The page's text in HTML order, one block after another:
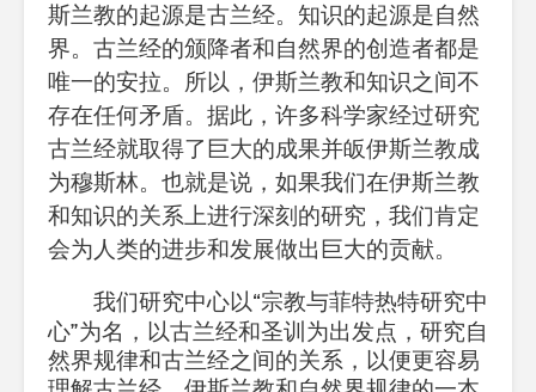
斯兰教的起源是古兰经。知识的起源是自然
界。古兰经的颁降者和自然界的创造者都是
唯一的安拉。所以，伊斯兰教和知识之间不
存在任何矛盾。据此，许多科学家经过研究
古兰经就取得了巨大的成果并皈伊斯兰教成
为穆斯林。也就是说，如果我们在伊斯兰教
和知识的关系上进行深刻的研究，我们肯定
会为人类的进步和发展做出巨大的贡献。
我们研究中心以“宗教与菲特热特研究中
心”为名，以古兰经和圣训为出发点，研究自
然界规律和古兰经之间的关系，以便更容易